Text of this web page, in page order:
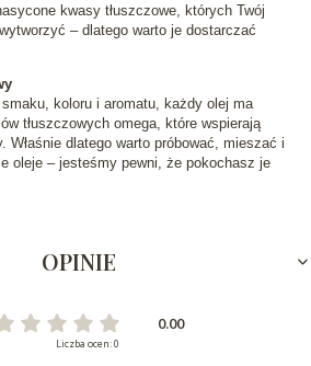
kwasy tłuszczowe, których Twój
– dlatego warto je dostarczać
koloru i aromatu, każdy olej ma
tłuszczowych omega, które wspierają
Właśnie dlatego warto próbować, mieszać i
oleje – jesteśmy pewni, że pokochasz je
OPINIE
0.00
Liczba ocen: 0